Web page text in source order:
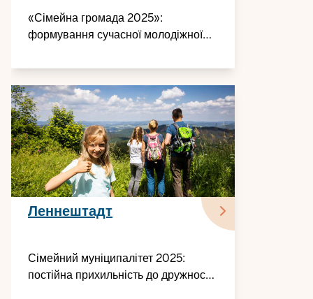
«Сімейна громада 2025»:
формування сучасної молодіжної
Леннештадт
Сімейний муніципалітет 2025:
постійна прихильність до дружності